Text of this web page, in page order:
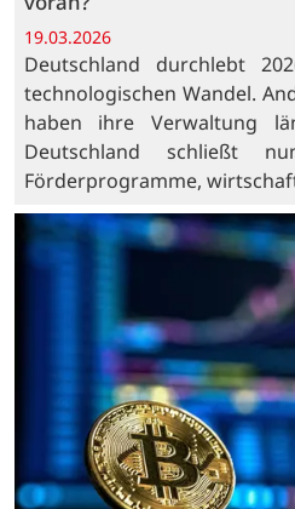
19.03.2026
Deutschland durchlebt
technologischen Wandel.
haben ihre Verwaltung
Deutschland schließt
Förderprogramme,